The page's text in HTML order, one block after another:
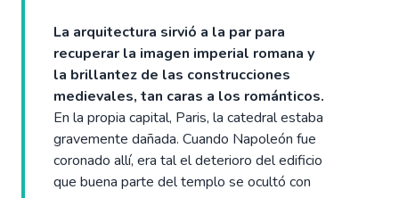
La arquitectura sirvió a la par para
recuperar la imagen imperial romana y
la brillantez de las construcciones
medievales, tan caras a los románticos.
En la propia capital, Paris, la catedral estaba
gravemente dañada. Cuando Napoleón fue
coronado allí, era tal el deterioro del edificio
que buena parte del templo se ocultó con